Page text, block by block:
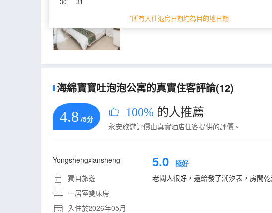
30 31
*所有入住退房日期均為目的地日期
45㎡ 8層 空調
海綿寶寶吐泡泡公寓的真實住客評論(12)
4.8 /5分 100% 的人推薦
永安旅遊評價由真實酒店住客提供的評價。
Yongshengxiansheng
獨自旅遊
一居室雙床房
入住於2026年05月
5.0 極好
老闆人很好，還給發了潮汐表，房間